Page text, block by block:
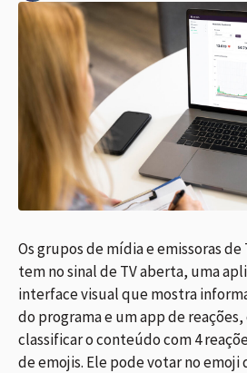
Os grupos de mídia e emissoras
tem no sinal de TV aberta, uma
interface visual que mostra
do programa e um app de
classificar o conteúdo com 4
de emojis. Ele pode votar no emoji